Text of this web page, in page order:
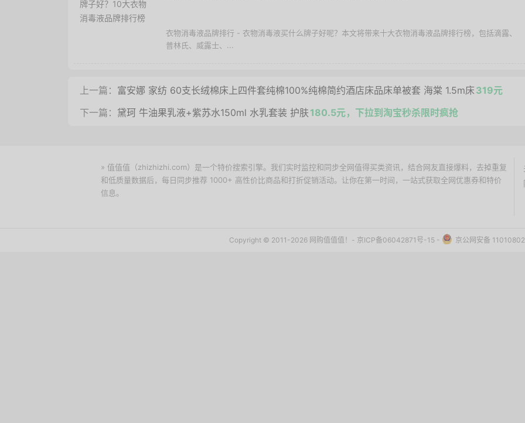
衣物消毒液品牌排行 - 衣物消毒液买什么牌子好呢？本文将带来十大衣物消毒液品牌排行榜，包括滴露、
普林氏、威露士、...
上一篇： 富安娜 家纺 60支长绒棉床上四件套纯棉100%纯棉简约酒店床品床单被套 海棠 1.5m床 319元
下一篇： 黛珂 牛油果乳液+紫苏水150ml 水乳套装 护肤180.5元，下拉到淘宝秒杀限时疯抢
» 值值值（zhizhizhi.com）是一个特价搜索引擎。我们实时监控和同步全网值得买类资讯，结合网友直接爆料，去掉重复
和低质量数据后，每日同步推荐 1000+ 高性价比商品和打折促销活动。让你在第一时间，一站式获取全网优惠券和特价
信息。
Copyright © 2011-2026 网购值值值！- 京ICP备06042871号-15 - 京公网安备